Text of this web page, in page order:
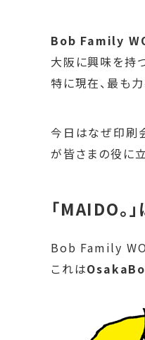
Bob Family
大阪に興味を持
特に現在、最も
今日はなぜ印刷
が皆さまの役に
「MAIDO。
Bob Family
これは